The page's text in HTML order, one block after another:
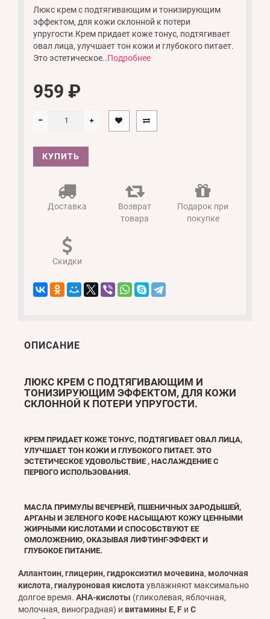
Люкс крем с подтягивающим и тонизирующим
эффектом, для кожи склонной к потери
упругости.Крем придает коже тонус, подтягивает
овал лица, улучшает тон кожи и глубокого питает.
Это эстетическое..Подробнее
959 ₽
КУПИТЬ
Доставка
Возврат
товара
Подарок при
покупке
Скидки
ОПИСАНИЕ
ЛЮКС КРЕМ С ПОДТЯГИВАЮЩИМ И
ТОНИЗИРУЮЩИМ ЭФФЕКТОМ, ДЛЯ КОЖИ
СКЛОННОЙ К ПОТЕРИ УПРУГОСТИ.
КРЕМ ПРИДАЕТ КОЖЕ ТОНУС, ПОДТЯГИВАЕТ ОВАЛ ЛИЦА,
УЛУЧШАЕТ ТОН КОЖИ И ГЛУБОКОГО ПИТАЕТ. ЭТО
ЭСТЕТИЧЕСКОЕ УДОВОЛЬСТВИЕ , НАСЛАЖДЕНИЕ С
ПЕРВОГО ИСПОЛЬЗОВАНИЯ.
МАСЛА ПРИМУЛЫ ВЕЧЕРНЕЙ, ПШЕНИЧНЫХ ЗАРОДЫШЕЙ,
АРГАНЫ И ЗЕЛЕНОГО КОФЕ НАСЫЩАЮТ КОЖУ ЦЕННЫМИ
ЖИРНЫМИ КИСЛОТАМИ И СПОСОБСТВУЮТ ЕЕ
ОМОЛОЖЕНИЮ, ОКАЗЫВАЯ ЛИФТИНГ-ЭФФЕКТ И
ГЛУБОКОЕ ПИТАНИЕ.
Аллантоин, глицерин, гидроксиэтил мочевина, молочная
кислота, гиалуроновая кислота увлажняют максимально
долгое время. АНА-кислоты (гликолевая, яблочная,
молочная, виноградная) и витамины E, F и С